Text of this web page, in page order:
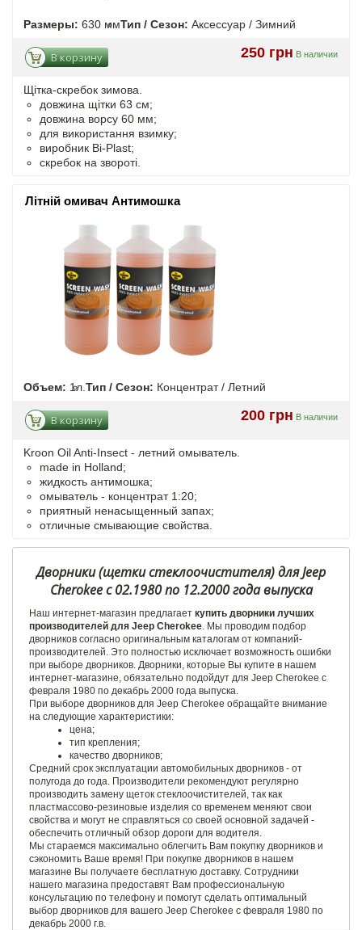
Размеры: 630 ммТип / Сезон: Аксессуар / Зимний
250 грн В наличии
В корзину
Щітка-скребок зимова.
довжина щітки 63 см;
довжина ворсу 60 мм;
для використання взимку;
виробник Bi-Plast;
скребок на звороті.
Літній омивач Антимошка
Объем: 1л. Тип / Сезон: Концентрат / Летний
200 грн В наличии
В корзину
Kroon Oil Anti-Insect - летний омыватель.
made in Holland;
жидкость антимошка;
омыватель - концентрат 1:20;
приятный ненасыщенный запах;
отличные смывающие свойства.
Дворники (щетки стеклоочистителя) для Jeep
Cherokee с 02.1980 по 12.2000 года выпуска
Наш интернет-магазин предлагает купить дворники лучших
производителей для Jeep Cherokee. Мы проводим подбор
дворников согласно оригинальным каталогам от компаний-
производителей. Это полностью исключает возможность ошибки
при выборе дворников. Дворники, которые Вы купите в нашем
интернет-магазине, обязательно подойдут для Jeep Cherokee с
февраля 1980 по декабрь 2000 года выпуска.
При выборе дворников для Jeep Cherokee обращайте внимание
на следующие характеристики:
цена;
тип крепления;
качество дворников;
Средний срок эксплуатации автомобильных дворников - от
полугода до года. Производители рекомендуют регулярно
производить замену щеток стеклоочистителей, так как
пластмассово-резиновые изделия со временем меняют свои
свойства и могут не справляться со своей основной задачей -
обеспечить отличный обзор дороги для водителя.
Мы стараемся максимально облегчить Вам покупку дворников и
сэкономить Ваше время! При покупке дворников в нашем
магазине Вы получаете бесплатную доставку. Сотрудники
нашего магазина предоставят Вам профессиональную
консультацию по телефону и помогут сделать оптимальный
выбор дворников для вашего Jeep Cherokee с февраля 1980 по
декабрь 2000 г.в.